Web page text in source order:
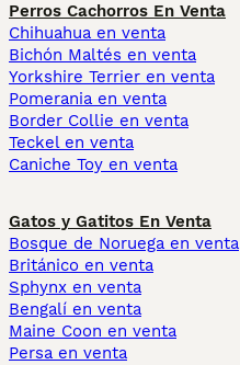
Perros Cachorros En Venta
Chihuahua en venta
Bichón Maltés en venta
Yorkshire Terrier en venta
Pomerania en venta
Border Collie en venta
Teckel en venta
Caniche Toy en venta
Gatos y Gatitos En Venta
Bosque de Noruega en venta
Británico en venta
Sphynx en venta
Bengalí en venta
Maine Coon en venta
Persa en venta